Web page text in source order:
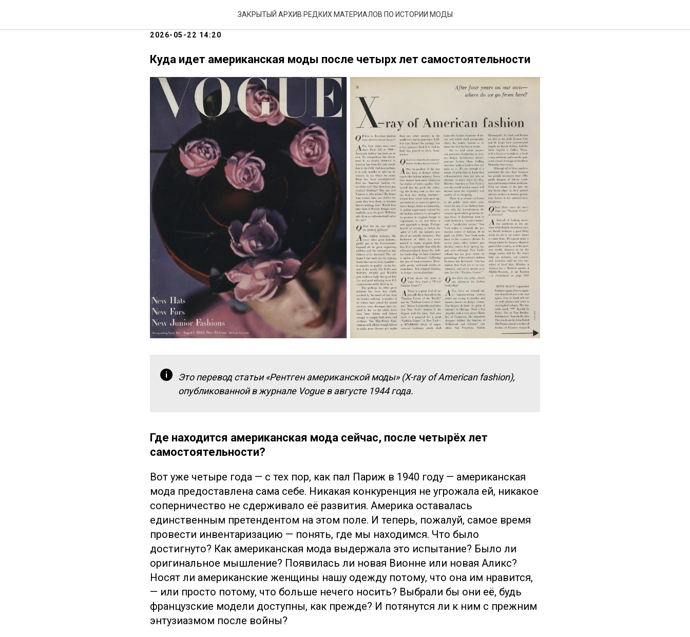
ЗАКРЫТЫЙ АРХИВ РЕДКИХ МАТЕРИАЛОВ ПО ИСТОРИИ МОДЫ
РЕНТГЕН АМЕРИКАНСКОЙ МОДЫ
2026-05-22 14:20
Куда идет американская моды после четырх лет самостоятельности
Это перевод статьи «Рентген американской моды» (X-ray of American fashion),
опубликованной в журнале Vogue в августе 1944 года.
Где находится американская мода сейчас, после четырёх лет
самостоятельности?
Вот уже четыре года — с тех пор, как пал Париж в 1940 году — американская
мода предоставлена сама себе. Никакая конкуренция не угрожала ей, никакое
соперничество не сдерживало её развития. Америка оставалась
единственным претендентом на этом поле. И теперь, пожалуй, самое время
провести инвентаризацию — понять, где мы находимся. Что было
достигнуто? Как американская мода выдержала это испытание? Было ли
оригинальное мышление? Появилась ли новая Вионне или новая Аликс?
Носят ли американские женщины нашу одежду потому, что она им нравится,
— или просто потому, что больше нечего носить? Выбрали бы они её, будь
французские модели доступны, как прежде? И потянутся ли к ним с прежним
энтузиазмом после войны?